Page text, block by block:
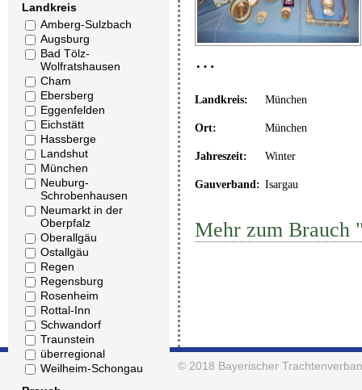
Landkreis
Amberg-Sulzbach
Augsburg
Bad Tölz-
Wolfratshausen
Cham
Ebersberg
Eggenfelden
Eichstätt
Hassberge
Landshut
München
Neuburg-
Schrobenhausen
Neumarkt in der
Oberpfalz
Oberallgäu
Ostallgäu
Regen
Regensburg
Rosenheim
Rottal-Inn
Schwandorf
Traunstein
überregional
Weilheim-Schongau
…
Landkreis: München
Ort: München
Jahreszeit: Winter
Gauverband: Isargau
Mehr zum Brauch
© 2018 Bayerischer